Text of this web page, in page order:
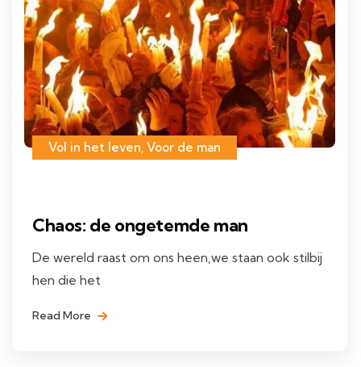
Vol in het leven, Voor de man
Chaos: de ongetemde man
De wereld raast om ons heen,we staan ook stilbij
hen die het
Read More